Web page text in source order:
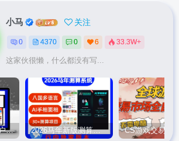
小马 关注
0 4370 0 6 33.3W+
这家伙很懒，什么都没有写...
全新UI网络游戏账户交易平台系统 全开源版本 2026马年新版测算系统源码